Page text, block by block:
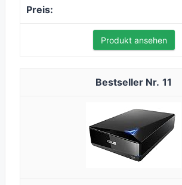
Produkt ansehen
11